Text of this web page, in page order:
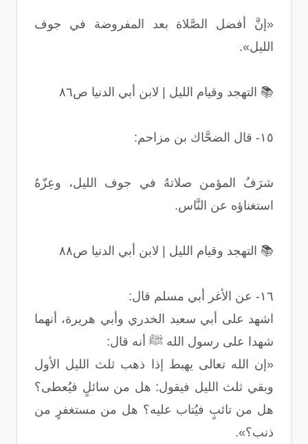
«إنَّ أفضل الصَّلاة بعد المفروضة في جوف
الليل».
📚 التهجد وقيام الليل | لابن أبي الدنيا ص٨٦
١٥- قال الضحَّاك بن مزاحم:
شرَفُ المؤمن صلاتهُ في جوف الليل، وعِزّهُ
استغناؤه عن النَّاس.
📚 التهجد وقيام الليل | لابن أبي الدنيا ص٨٨
١٦- عن الأغر أبي مسلم قال:
اشهد على أبي سعيد الخدري وأبي هريرة، أنهما
شهدا على رسول الله ﷺ أنه قال:
«إن الله تعالى يهبط إذا ذهب ثلث الليل الأول
وبقي ثلث الليل فيقول: هل من سائلٍ فيُعطى؟
هل من تائبٍ فيُتاب عليه؟ هل من مستغفرٍ من
ذنب؟».